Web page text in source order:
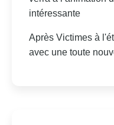
intéressante
Après Victimes à
avec une toute